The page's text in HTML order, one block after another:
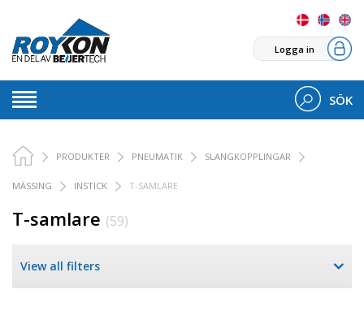
Logga in
SÖK
PRODUKTER PNEUMATIK SLANGKOPPLINGAR
MÄSSING INSTICK T-SAMLARE
T-samlare (59)
View all filters